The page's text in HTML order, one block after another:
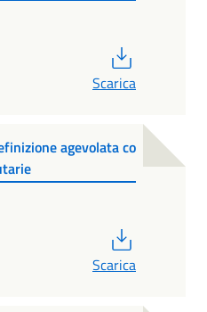
Scarica
agevolata co
Scarica